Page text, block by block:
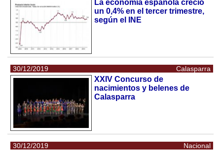
La economía española creció
un 0,4% en el tercer trimestre,
según el INE
30/12/2019 Calasparra
XXIV Concurso de
nacimientos y belenes de
Calasparra
30/12/2019 Nacional